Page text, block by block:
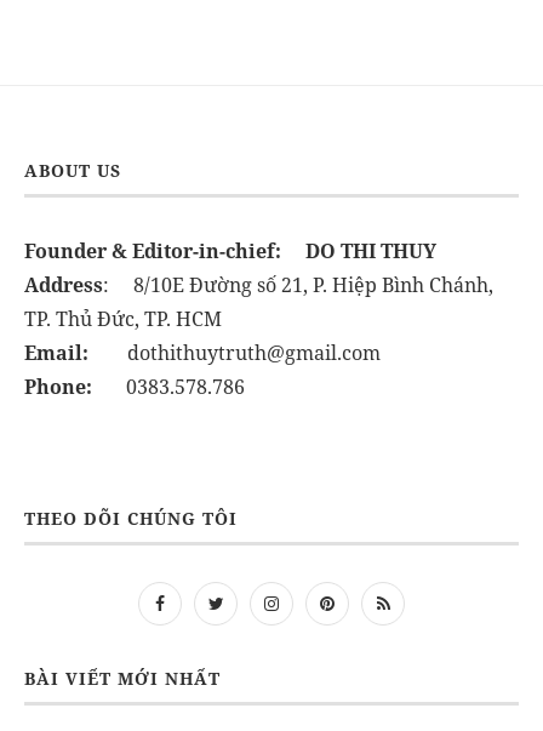
ABOUT US
Founder & Editor-in-chief:
DO THI THUY
Address: 8/10E Đường số 21, P. Hiệp Bình Chánh,
TP. Thủ Đức, TP. HCM
Email: dothithuytruth@gmail.com
Phone: 0383.578.786
THEO DÕI CHÚNG TÔI
BÀI VIẾT MỚI NHẤT